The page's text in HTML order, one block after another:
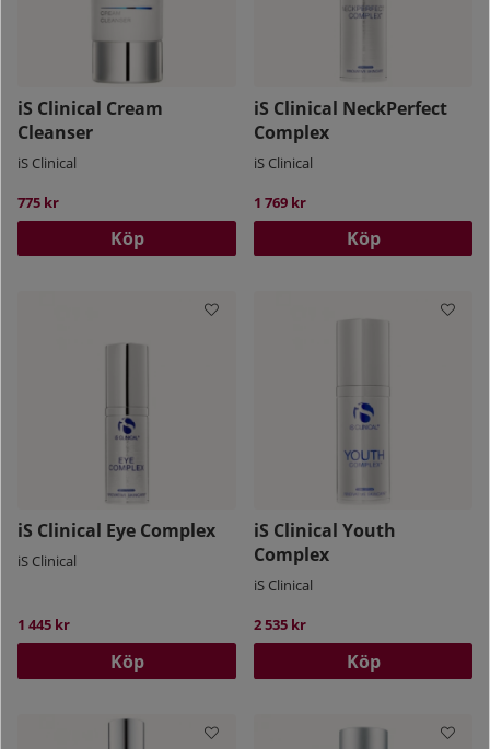
iS Clinical Cream
Cleanser
iS Clinical
775 kr
Köp
iS Clinical NeckPerfect
Complex
iS Clinical
1 769 kr
Köp
iS Clinical Eye Complex
iS Clinical
1 445 kr
Köp
iS Clinical Youth
Complex
iS Clinical
2 535 kr
Köp